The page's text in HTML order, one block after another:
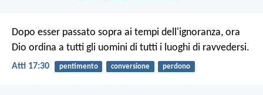
Dopo esser passato sopra ai tempi dell'ignoranza, ora
Dio ordina a tutti gli uomini di tutti i luoghi di ravvedersi.
Atti 17:30 pentimento conversione perdono